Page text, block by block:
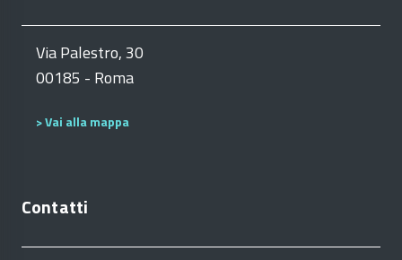
Via Palestro, 30
00185 - Roma
> Vai alla mappa
Contatti